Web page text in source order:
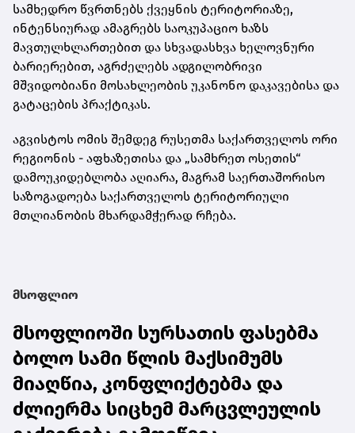
სამხედრო წვრთნებს ქვეყნის ტერიტორიაზე,
ინტენსიურად ამაგრებს საოკუპაციო ხაზს
მავთულხლართებით და სხვადასხვა ხელოვნური
ბარიერებით, აგრძელებს ადგილობრივი
მშვიდობიანი მოსახლეობის უკანონო დაკავებისა და
გატაცების პრაქტიკას.
აგვისტოს ომის შემდეგ რუსეთმა საქართველოს ორი
რეგიონის - აფხაზეთისა და „სამხრეთ ოსეთის“
დამოუკიდებლობა აღიარა, მაგრამ საერთაშორისო
საზოგადოება საქართველოს ტერიტორიული
მთლიანობის მხარდამჭერად რჩება.
მსოფლიო
მსოფლიოში სურსათის ფასებმა
ბოლო სამი წლის მაქსიმუმს
მიაღწია, კონფლიქტებმა და
ძლიერმა სიცხემ მარცვლეულის